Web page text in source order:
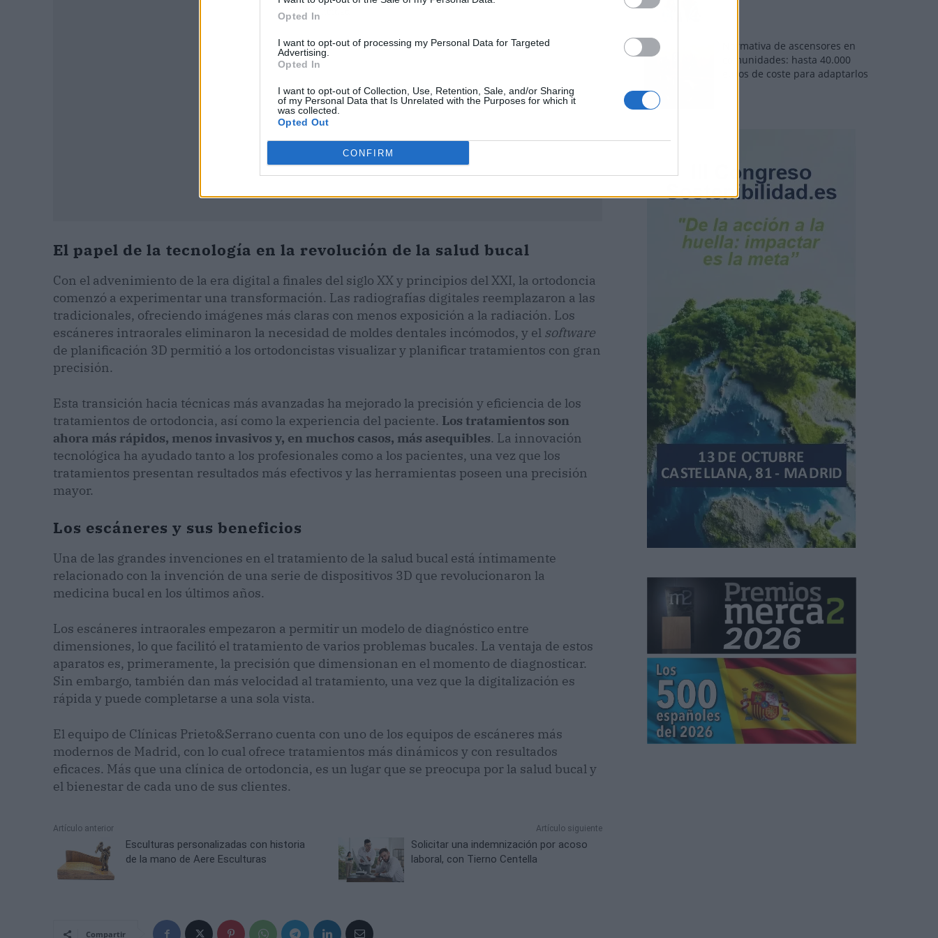
Opted In
I want to opt-out of processing my Personal Data for Targeted
Advertising.
Opted In
I want to opt-out of Collection, Use, Retention, Sale, and/or Sharing
of my Personal Data that Is Unrelated with the Purposes for which it
was collected.
Opted Out
CONFIRM
Publicidad
El papel de la tecnología en la revolución de la salud bucal
Con el advenimiento de la era digital a finales del siglo XX y principios del XXI, la ortodoncia
comenzó a experimentar una transformación. Las radiografías digitales reemplazaron a las
tradicionales, ofreciendo imágenes más claras con menos exposición a la radiación. Los
escáneres intraorales eliminaron la necesidad de moldes dentales incómodos, y el software
de planificación 3D permitió a los ortodoncistas visualizar y planificar tratamientos con gran
precisión.
Esta transición hacia técnicas más avanzadas ha mejorado la precisión y eficiencia de los
tratamientos de ortodoncia, así como la experiencia del paciente. Los tratamientos son
ahora más rápidos, menos invasivos y, en muchos casos, más asequibles. La innovación
tecnológica ha ayudado tanto a los profesionales como a los pacientes, una vez que los
tratamientos presentan resultados más efectivos y las herramientas poseen una precisión
mayor.
Los escáneres y sus beneficios
Una de las grandes invenciones en el tratamiento de la salud bucal está íntimamente
relacionado con la invención de una serie de dispositivos 3D que revolucionaron la
medicina bucal en los últimos años.
Los escáneres intraorales empezaron a permitir un modelo de diagnóstico entre
dimensiones, lo que facilitó el tratamiento de varios problemas bucales. La ventaja de estos
aparatos es, primeramente, la precisión que dimensionan en el momento de diagnosticar.
Sin embargo, también dan más velocidad al tratamiento, una vez que la digitalización es
rápida y puede completarse a una sola vista.
El equipo de Clínicas Prieto&Serrano cuenta con uno de los equipos de escáneres más
modernos de Madrid, con lo cual ofrece tratamientos más dinámicos y con resultados
eficaces. Más que una clínica de ortodoncia, es un lugar que se preocupa por la salud bucal y
el bienestar de cada uno de sus clientes.
Artículo anterior
Esculturas personalizadas con historia
de la mano de Aere Esculturas
Artículo siguiente
Solicitar una indemnización por acoso
laboral, con Tierno Centella
Compartir
Normativa de ascensores en
comunidades: hasta 40.000
euros de coste para adaptarlos